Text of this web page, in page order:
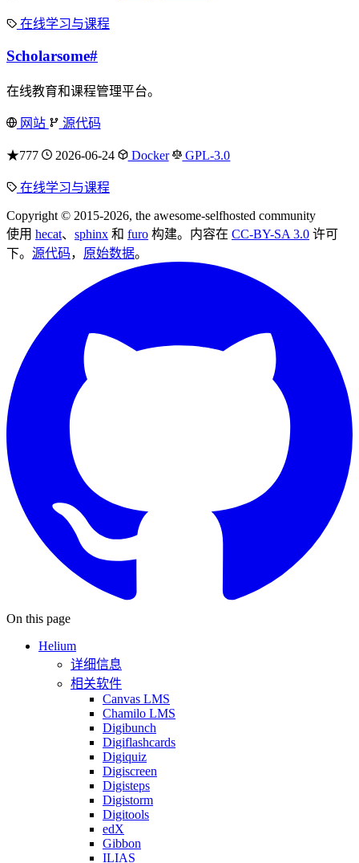
在线学习与课程
Scholarsome#
在线教育和课程管理平台。
网站 源代码
★777 2026-06-24 Docker GPL-3.0
在线学习与课程
Copyright © 2015-2026, the awesome-selfhosted community
使用 hecat、 sphinx 和 furo 构建。内容在 CC-BY-SA 3.0 许可
下。 源代码， 原始数据。
On this page
Helium
详细信息
相关软件
Canvas LMS
Chamilo LMS
Digibunch
Digiflashcards
Digiquiz
Digiscreen
Digisteps
Digistorm
Digitools
edX
Gibbon
ILIAS